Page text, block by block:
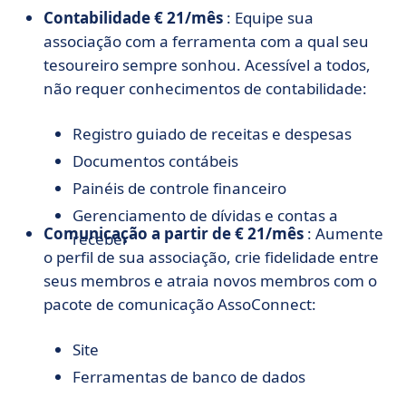
Contabilidade € 21/mês : Equipe sua
associação com a ferramenta com a qual seu
tesoureiro sempre sonhou. Acessível a todos,
não requer conhecimentos de contabilidade:
Registro guiado de receitas e despesas
Documentos contábeis
Painéis de controle financeiro
Gerenciamento de dívidas e contas a
receber
Comunicação a partir de € 21/mês : Aumente
o perfil de sua associação, crie fidelidade entre
seus membros e atraia novos membros com o
pacote de comunicação AssoConnect:
Site
Ferramentas de banco de dados